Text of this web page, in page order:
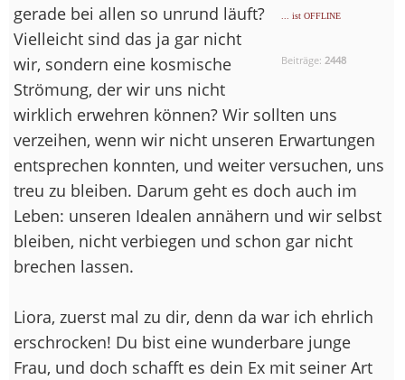
... ist OFFLINE
Beiträge: 2448
gerade bei allen so unrund läuft?
Vielleicht sind das ja gar nicht
wir, sondern eine kosmische
Strömung, der wir uns nicht
wirklich erwehren können? Wir sollten uns
verzeihen, wenn wir nicht unseren Erwartungen
entsprechen konnten, und weiter versuchen, uns
treu zu bleiben. Darum geht es doch auch im
Leben: unseren Idealen annähern und wir selbst
bleiben, nicht verbiegen und schon gar nicht
brechen lassen.
Liora, zuerst mal zu dir, denn da war ich ehrlich
erschrocken! Du bist eine wunderbare junge
Frau, und doch schafft es dein Ex mit seiner Art